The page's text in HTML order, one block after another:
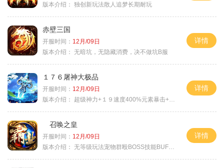
版本介绍： 独创新玩法散人追梦长期耐玩
赤壁三国
开服时间： 12月/09日
版本介绍： 无暗坑，无隐藏消费，决不做坑B服
详情
１７６屠神大极品
开服时间： 12月/09日
版本介绍：
超级神力+１９速度400%元素暴击+６６
详情
召唤之皇
开服时间： 12月/09日
版本介绍： 无等级玩法宠物群殴BOSS技能BUFF铭文B
详情